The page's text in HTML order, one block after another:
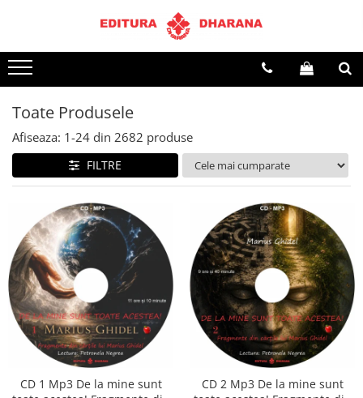
Terapii
Dietoterapie
Toate Produsele
Afiseaza: 1-24 din 2682 produse
FILTRE
CD 1 Mp3 De la mine sunt
CD 2 Mp3 De la mine sunt